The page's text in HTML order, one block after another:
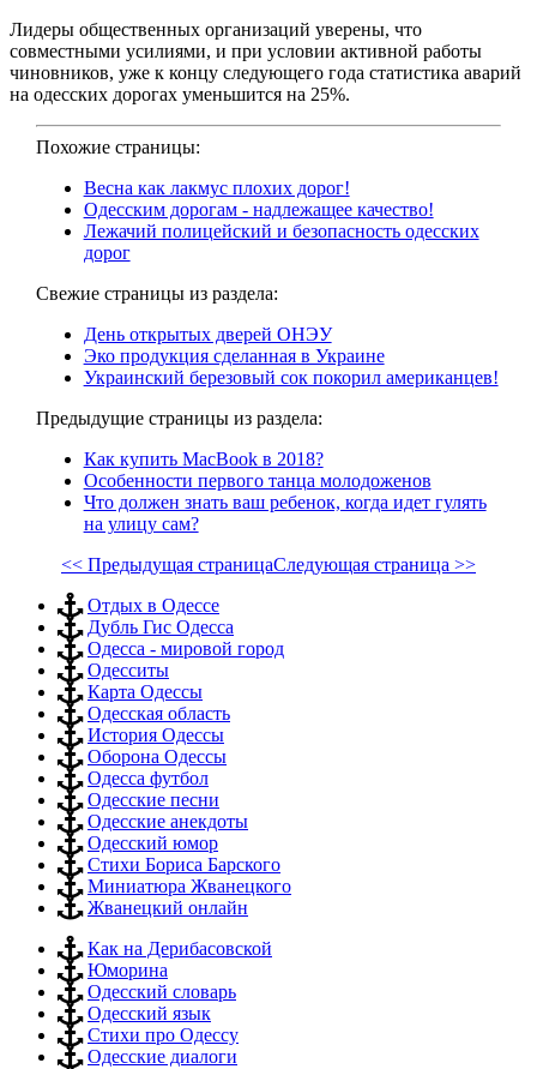
Лидеры общественных организаций уверены, что
совместными усилиями, и при условии активной работы
чиновников, уже к концу следующего года статистика аварий
на одесских дорогах уменьшится на 25%.
Похожие страницы:
Весна как лакмус плохих дорог!
Одесским дорогам - надлежащее качество!
Лежачий полицейский и безопасность одесских
дорог
Свежие страницы из раздела:
День открытых дверей ОНЭУ
Эко продукция сделанная в Украине
Украинский березовый сок покорил американцев!
Предыдущие страницы из раздела:
Как купить MacBook в 2018?
Особенности первого танца молодоженов
Что должен знать ваш ребенок, когда идет гулять
на улицу сам?
<< Предыдущая страницаСледующая страница >>
Отдых в Одессе
Дубль Гис Одесса
Одесса - мировой город
Одесситы
Карта Одессы
Одесская область
История Одессы
Оборона Одессы
Одесса футбол
Одесские песни
Одесские анекдоты
Одесский юмор
Стихи Бориса Барского
Миниатюра Жванецкого
Жванецкий онлайн
Как на Дерибасовской
Юморина
Одесский словарь
Одесский язык
Стихи про Одессу
Одесские диалоги